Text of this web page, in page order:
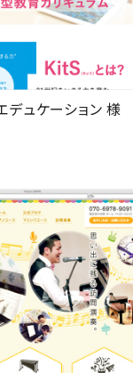
デュケーション 様